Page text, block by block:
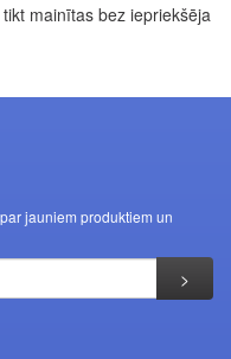
mainītas bez iepriekšēja
jauniem produktiem un